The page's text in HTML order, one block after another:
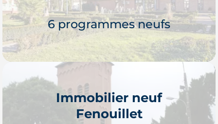
6 programmes neufs
Immobilier neuf
Fenouillet